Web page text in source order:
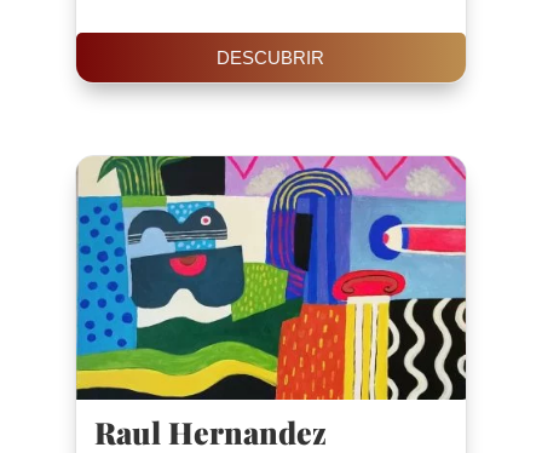
DESCUBRIR
Raul Hernandez